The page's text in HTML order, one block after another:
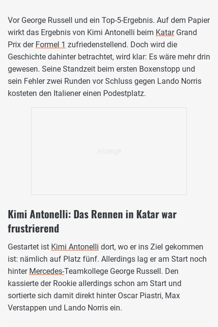
Vor George Russell und ein Top-5-Ergebnis. Auf dem Papier
wirkt das Ergebnis von Kimi Antonelli beim KatarGrand
Prix der Formel 1 zufriedenstellend. Doch wird die
Geschichte dahinter betrachtet, wird klar: Es wäre mehr drin
gewesen. Seine Standzeit beim ersten Boxenstopp und
sein Fehler zwei Runden vor Schluss gegen Lando Norris
kosteten den Italiener einen Podestplatz.
Kimi Antonelli: Das Rennen in Katar war
frustrierend
Gestartet ist Kimi Antonelli dort, wo er ins Ziel gekommen
ist: nämlich auf Platz fünf. Allerdings lag er am Start noch
hinter Mercedes-Teamkollege George Russell. Den
kassierte der Rookie allerdings schon am Start und
sortierte sich damit direkt hinter Oscar Piastri, Max
Verstappen und Lando Norris ein.